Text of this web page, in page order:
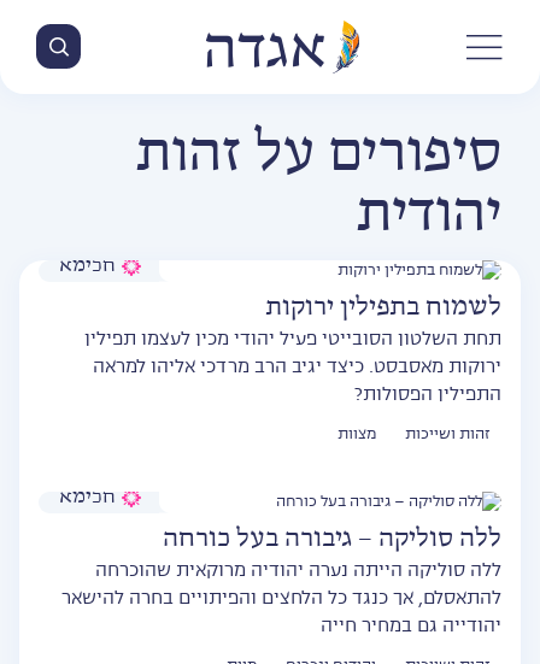
סיפורים על זהות
יהודית
חכימא
לשמוח בתפילין ירוקות
תחת השלטון הסובייטי פעיל יהודי מכין לעצמו תפילין
ירוקות מאסבסט. כיצד יגיב הרב מרדכי אליהו למראה
התפילין הפסולות?
זהות ושייכות מצוות
חכימא
ללה סוליקה – גיבורה בעל כורחה
ללה סוליקה הייתה נערה יהודיה מרוקאית שהוכרחה
להתאסלם, אך כנגד כל הלחצים והפיתויים בחרה להישאר
יהודייה גם במחיר חייה